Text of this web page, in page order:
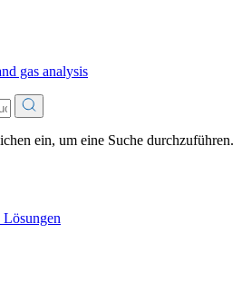
gas analysis
ein, um eine Suche durchzuführen.